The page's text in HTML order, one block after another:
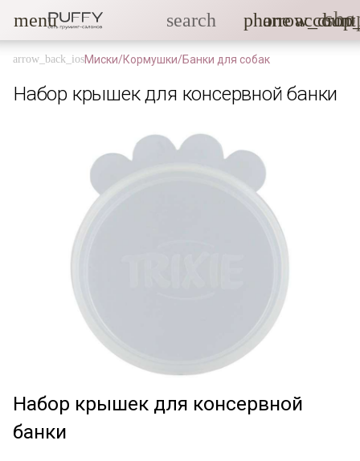
menu search phone
Миски/Кормушки/Банки для собак
Набор крышек для консервной банки
Набор крышек для консервной
банки